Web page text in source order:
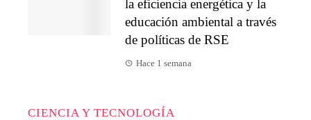
la eficiencia energética y la
educación ambiental a través
de políticas de RSE
Hace 1 semana
CIENCIA Y TECNOLOGÍA